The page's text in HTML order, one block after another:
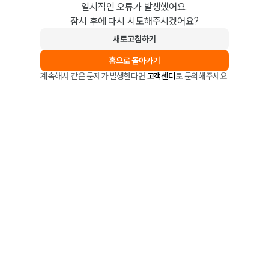
일시적인 오류가 발생했어요.
잠시 후에 다시 시도해주시겠어요?
새로고침하기
홈으로 돌아가기
계속해서 같은 문제가 발생한다면 고객센터로 문의해주세요.